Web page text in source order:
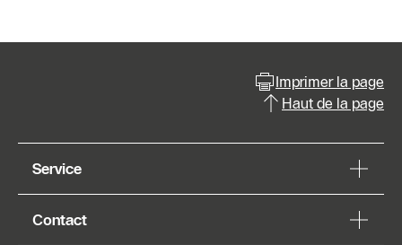
Imprimer la page
Haut de la page
Service
Contact